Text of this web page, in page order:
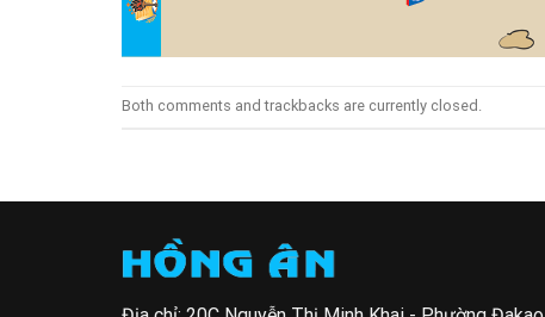
Both comments and trackbacks are currently closed.